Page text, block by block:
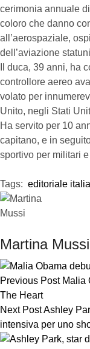
cerimonia annuale
coloro che danno
all’aerospaziale,
dell’aviazione
Il duca, 39 anni, ha
controllore aereo
volato per
Unito, negli Stati
Ha servito per 10
capitano, e in
sportivo per militari
Tags: editoriale
Martina Mussi
Previous Post Malia
The Heart
Next PostAshley
intensiva per uno